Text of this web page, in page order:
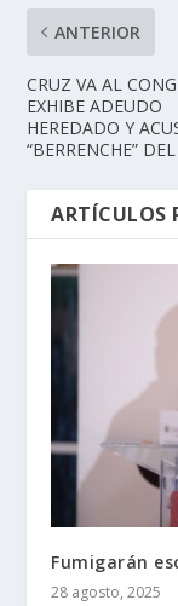
ANTERIOR
CRUZ VA AL
EXHIBE ADEUDO
HEREDADO Y
“BERRENCHE”
ARTÍCULOS
Fumigarán
28 agosto, 2025